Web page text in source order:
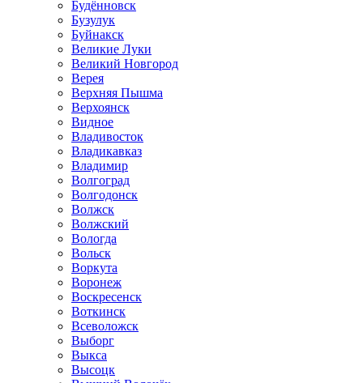
Будённовск
Бузулук
Буйнакск
Великие Луки
Великий Новгород
Верея
Верхняя Пышма
Верхоянск
Видное
Владивосток
Владикавказ
Владимир
Волгоград
Волгодонск
Волжск
Волжский
Вологда
Вольск
Воркута
Воронеж
Воскресенск
Воткинск
Всеволожск
Выборг
Выкса
Высоцк